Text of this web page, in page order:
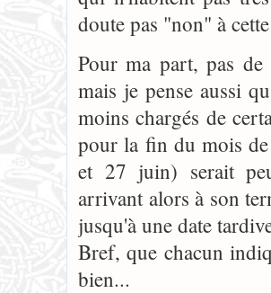
doute pas "non" à
Pour ma part, pas
mais je pense aussi
moins chargés de
pour la fin du mois
et 27 juin) serait
arrivant alors à son
jusqu'à une date
Bref, que chacun
bien...